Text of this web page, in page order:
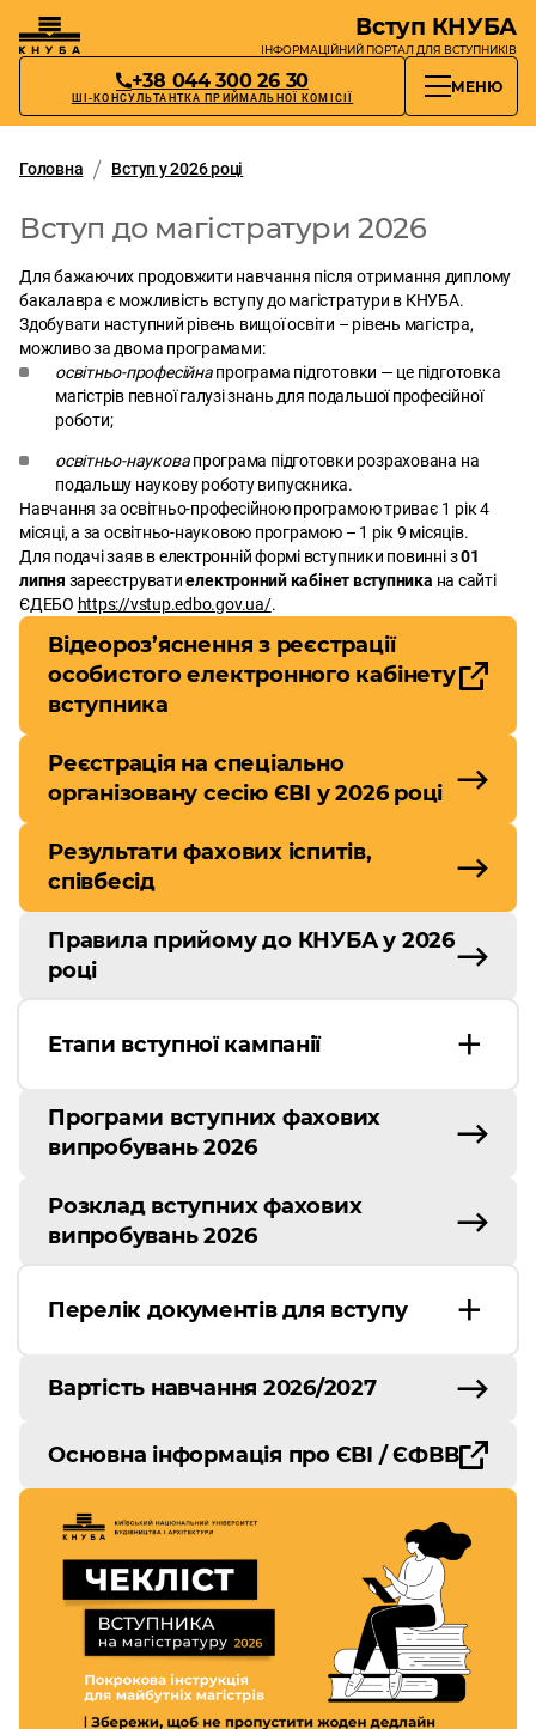
Вступ КНУБА
ІНФОРМАЦІЙНИЙ ПОРТАЛ ДЛЯ ВСТУПНИКІВ
+38 044 300 26 30
ШІ-КОНСУЛЬТАНТКА ПРИЙМАЛЬНОЇ КОМІСІЇ
МЕНЮ
Головна Вступ у 2026 році
Вступ до магістратури 2026
Для бажаючих продовжити навчання після отримання диплому
бакалавра є можливість вступу до магістратури в КНУБА.
Здобувати наступний рівень вищої освіти – рівень магістра,
можливо за двома програмами:
освітньо-професійнапрограма підготовки — це підготовка
магістрів певної галузі знань для подальшої професійної
роботи;
освітньо-науковапрограма підготовки розрахована на
подальшу наукову роботу випускника.
Навчання за освітньо-професійною програмою триває 1 рік 4
місяці, а за освітньо-науковою програмою – 1 рік 9 місяців.
Для подачі заяв в електронній формі вступники повинні з01
липня зареєструватиелектронний кабінет вступника на сайті
ЄДЕБО https://vstup.edbo.gov.ua/.
Відеороз’яснення з реєстрації
особистого електронного кабінету
вступника
Реєстрація на спеціально
організовану сесію ЄВІ у 2026 році
Результати фахових іспитів,
співбесід
Правила прийому до КНУБА у 2026
році
Етапи вступної кампанії
Програми вступних фахових
випробувань 2026
Розклад вступних фахових
випробувань 2026
Перелік документів для вступу
Вартість навчання 2026/2027
Основна інформація про ЄВІ / ЄФВВ